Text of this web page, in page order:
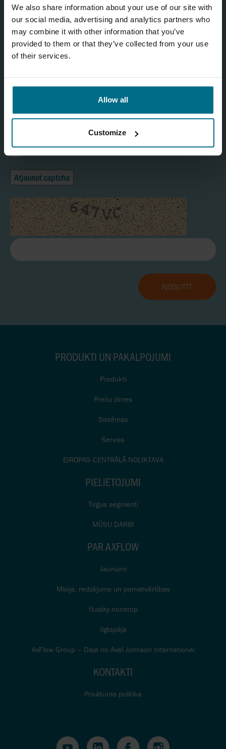
We also share information about your use of our site with
our social media, advertising and analytics partners who
may combine it with other information that you’ve
provided to them or that they’ve collected from your use
of their services.
Allow all
Customize
Piekrītu, ka informācija tiek saglabāta AxFlow CRM datu
Privātuma politika
Jā
Atjaunot captcha
PRODUKTI UN PAKALPOJUMI
Produkti
Preču zīmes
Sistēmas
Serviss
EIROPAS CENTRĀLĀ NOLIKTAVA
PIELIETOJUMI
Tirgus segmenti
MŪSU DARBI
PAR AXFLOW
Jaunumi
Misija, redzējums un pamatvērtības
fluidity.nonstop
Ilgtspēja
AxFlow Group – Daļa no Axel Johnson International
KONTAKTI
Privātuma politika